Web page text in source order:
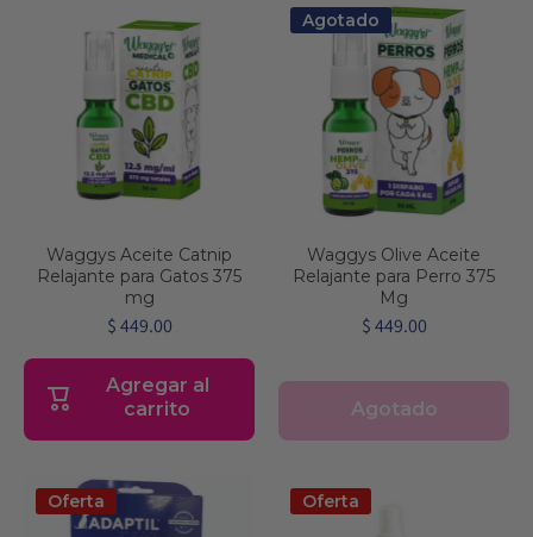
Waggys Aceite Catnip
Relajante para Gatos 375
mg
$ 449.00
Agregar al
carrito
Agotado
Waggys Olive Aceite
Relajante para Perro 375
Mg
$ 449.00
Agotado
Oferta Oferta